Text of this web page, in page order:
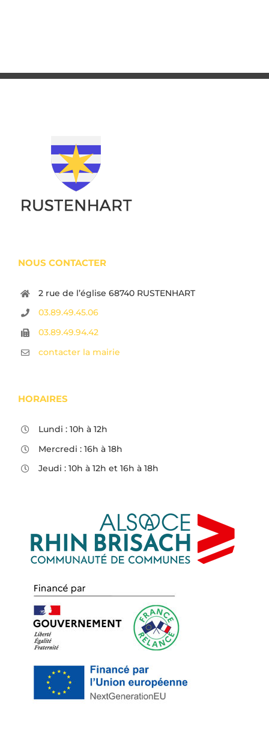
NOUS CONTACTER
2 rue de l’église 68740 RUSTENHART
03.89.49.45.06
03.89.49.94.42
contacter la mairie
HORAIRES
Lundi : 10h à 12h
Mercredi : 16h à 18h
Jeudi : 10h à 12h et 16h à 18h